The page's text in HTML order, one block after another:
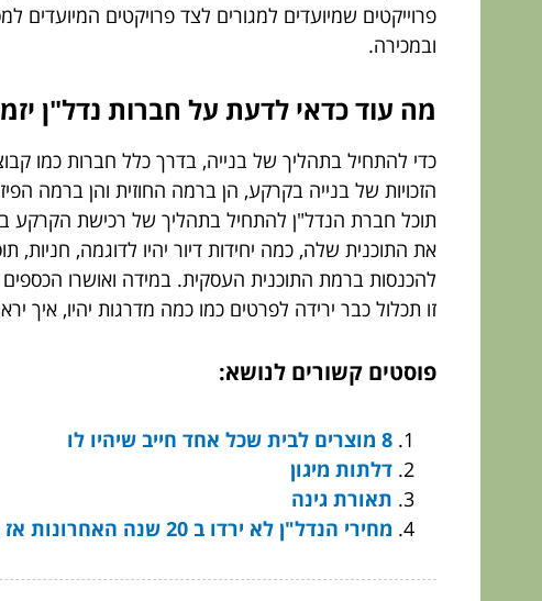
פרוייקטים שמיועדים למגורים לצד פרויקטים
ובמכירה.
מה עוד כדאי לדעת על חברות נדל"ן
כדי להתחיל בתהליך של בנייה, בדרך כלל חברות כמו
הזכויות של בנייה בקרקע, הן ברמה החוזית והן ברמה
תוכל חברת הנדל"ן להתחיל בתהליך של רכישת הקרקע
את התוכנית שלה, כמה יחידות דיור יהיו לדוגמה,
להכנסות ברמת התוכנית העסקית. במידה ואושרו הכספים
זו תכלול כבר ירידה לפרטים כמו כמה מדרגות יהיו, איך
פוסטים קשורים לנושא:
8 מוצרים לבית שכל אחד חייב שיהיו לו
דלתות מיגון
תאורת גינה
מחירי הנדל"ן לא ירדו ב 20 שנה האחרונות אז מה קרה בקדנציה של כחלון?